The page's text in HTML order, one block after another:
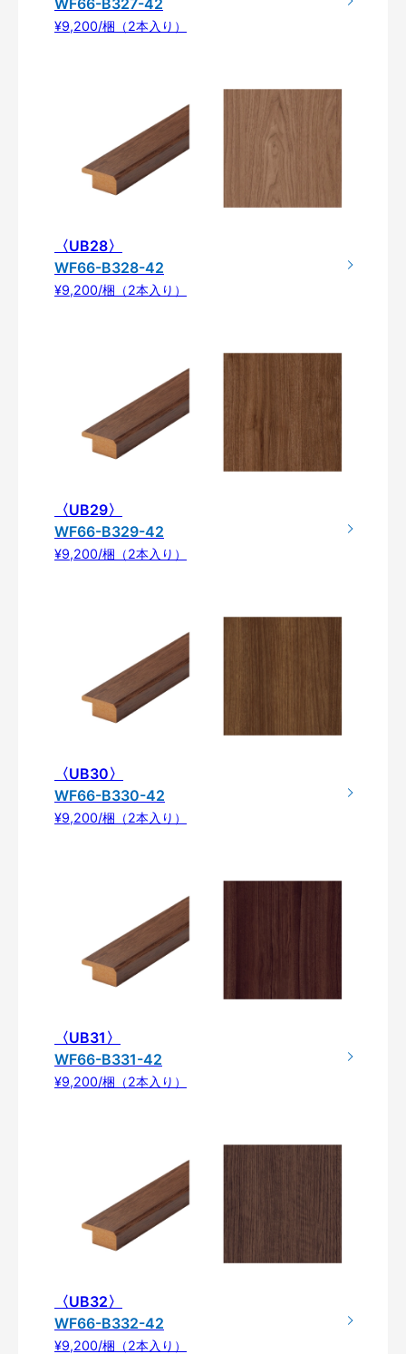
¥9,200/梱（2本入り）
〈UB28〉
WF66-B328-42
¥9,200/梱（2本入り）
〈UB29〉
WF66-B329-42
¥9,200/梱（2本入り）
〈UB30〉
WF66-B330-42
¥9,200/梱（2本入り）
〈UB31〉
WF66-B331-42
¥9,200/梱（2本入り）
〈UB32〉
WF66-B332-42
¥9,200/梱（2本入り）